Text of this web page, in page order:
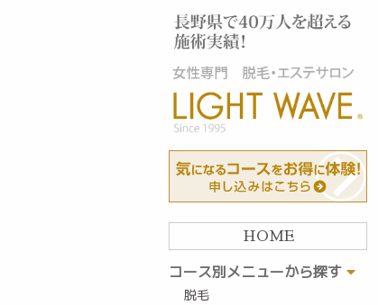
HOME
コース別メニューから探す
脱毛